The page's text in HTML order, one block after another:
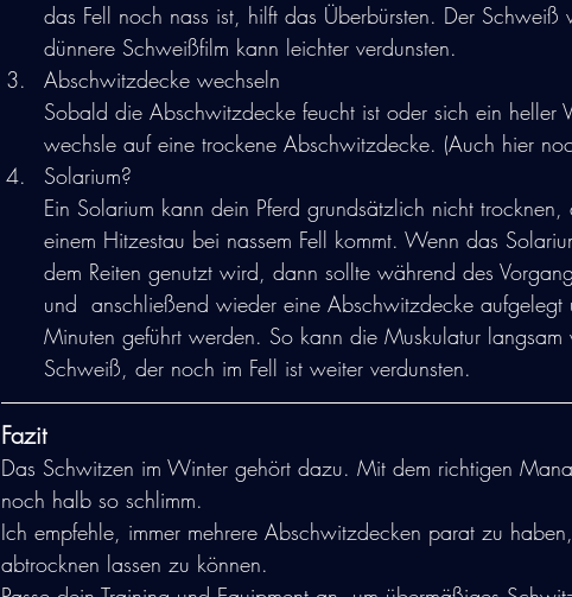
das Fell noch nass ist, hilft das Überbürsten. Der
dünnere Schweißfilm kann leichter verdunsten.
Abschwitzdecke wechseln
Sobald die Abschwitzdecke feucht ist oder sich ein heller
wechsle auf eine trockene Abschwitzdecke. (Auch hier
Solarium?
Ein Solarium kann dein Pferd grundsätzlich nicht
einem Hitzestau bei nassem Fell kommt. Wenn das
dem Reiten genutzt wird, dann sollte während des
und  anschließend wieder eine Abschwitzdecke
Minuten geführt werden. So kann die Muskulatur
Schweiß, der noch im Fell ist weiter verdunsten.
Fazit
Das Schwitzen im Winter gehört dazu. Mit dem richtigen
noch halb so schlimm.
Ich empfehle, immer mehrere Abschwitzdecken parat zu
abtrocknen lassen zu können.